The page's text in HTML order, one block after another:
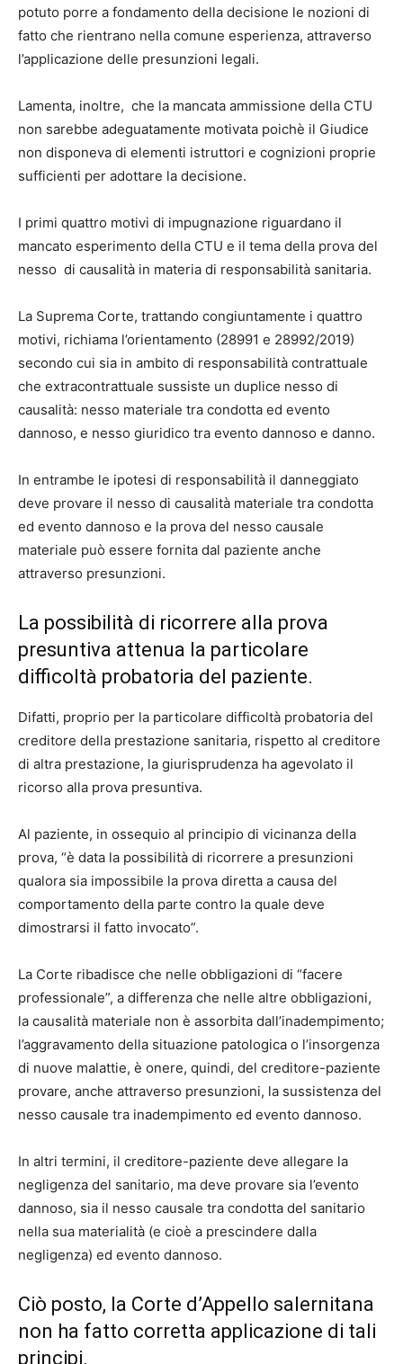
potuto porre a fondamento della decisione le nozioni di
fatto che rientrano nella comune esperienza, attraverso
l’applicazione delle presunzioni legali.
Lamenta, inoltre, che la mancata ammissione della CTU
non sarebbe adeguatamente motivata poichè il Giudice
non disponeva di elementi istruttori e cognizioni proprie
sufficienti per adottare la decisione.
I primi quattro motivi di impugnazione riguardano il
mancato esperimento della CTU e il tema della prova del
nesso di causalità in materia di responsabilità sanitaria.
La Suprema Corte, trattando congiuntamente i quattro
motivi, richiama l’orientamento (28991 e 28992/2019)
secondo cui sia in ambito di responsabilità contrattuale
che extracontrattuale sussiste un duplice nesso di
causalità: nesso materiale tra condotta ed evento
dannoso, e nesso giuridico tra evento dannoso e danno.
In entrambe le ipotesi di responsabilità il danneggiato
deve provare il nesso di causalità materiale tra condotta
ed evento dannoso e la prova del nesso causale
materiale può essere fornita dal paziente anche
attraverso presunzioni.
La possibilità di ricorrere alla prova
presuntiva attenua la particolare
difficoltà probatoria del paziente.
Difatti, proprio per la particolare difficoltà probatoria del
creditore della prestazione sanitaria, rispetto al creditore
di altra prestazione, la giurisprudenza ha agevolato il
ricorso alla prova presuntiva.
Al paziente, in ossequio al principio di vicinanza della
prova, “è data la possibilità di ricorrere a presunzioni
qualora sia impossibile la prova diretta a causa del
comportamento della parte contro la quale deve
dimostrarsi il fatto invocato”.
La Corte ribadisce che nelle obbligazioni di “facere
professionale”, a differenza che nelle altre obbligazioni,
la causalità materiale non è assorbita dall’inadempimento;
l’aggravamento della situazione patologica o l’insorgenza
di nuove malattie, è onere, quindi, del creditore-paziente
provare, anche attraverso presunzioni, la sussistenza del
nesso causale tra inadempimento ed evento dannoso.
In altri termini, il creditore-paziente deve allegare la
negligenza del sanitario, ma deve provare sia l’evento
dannoso, sia il nesso causale tra condotta del sanitario
nella sua materialità (e cioè a prescindere dalla
negligenza) ed evento dannoso.
Ciò posto, la Corte d’Appello salernitana
non ha fatto corretta applicazione di tali
principi.